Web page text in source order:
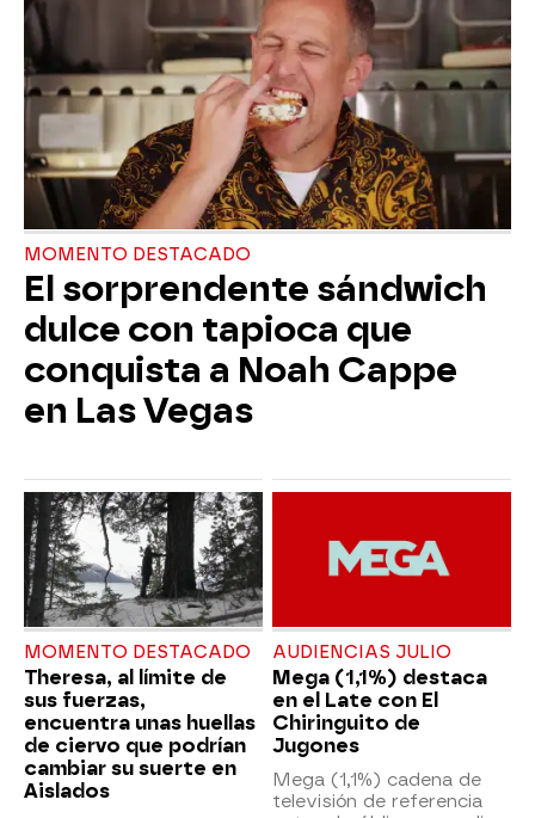
MOMENTO DESTACADO
El sorprendente sándwich
dulce con tapioca que
conquista a Noah Cappe
en Las Vegas
MOMENTO DESTACADO
Theresa, al límite de
sus fuerzas,
encuentra unas huellas
de ciervo que podrían
cambiar su suerte en
Aislados
AUDIENCIAS JULIO
Mega (1,1%) destaca
en el Late con El
Chiringuito de
Jugones
Mega (1,1%) cadena de
televisión de referencia